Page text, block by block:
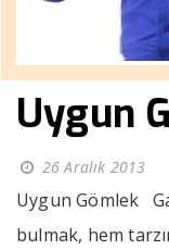
Uygun
26 Aralık 2013
Uygun Gömlek
bulmak, hem